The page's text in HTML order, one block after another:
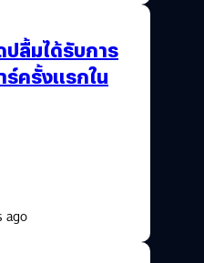
ปลื้มได้รับการ
ร์ครั้งแรกใน
ago